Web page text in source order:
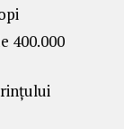
400.000